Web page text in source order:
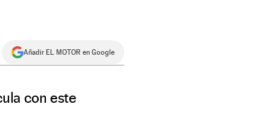
Añadir EL MOTOR en Google
con este